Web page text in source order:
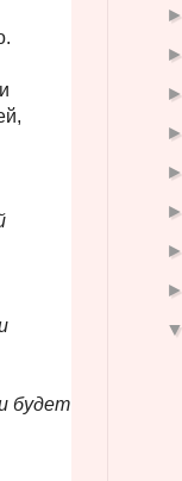
будет